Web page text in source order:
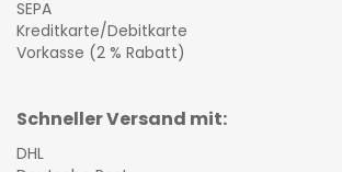
SEPA
Kreditkarte/Debitkarte
Vorkasse (2 % Rabatt)
Schneller Versand mit:
DHL